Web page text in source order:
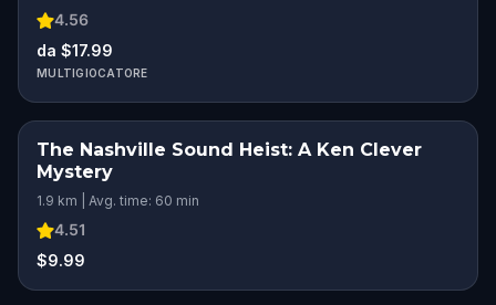
4.56
da $17.99
MULTIGIOCATORE
The Nashville Sound Heist: A Ken Clever
Mystery
1.9 km | Avg. time: 60 min
4.51
$9.99